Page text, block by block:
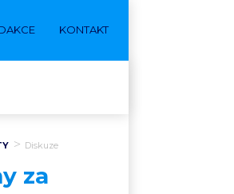
KONTAKT
Diskuze
za